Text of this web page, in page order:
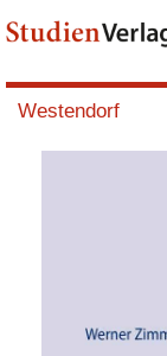
Westendorf